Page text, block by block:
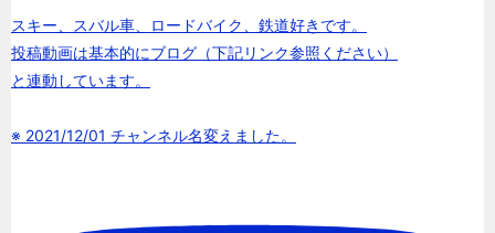
スキー、スバル車、ロードバイク、鉄道好きです。
投稿動画は基本的にブログ（下記リンク参照ください）
と連動しています。
※ 2021/12/01 チャンネル名変えました。